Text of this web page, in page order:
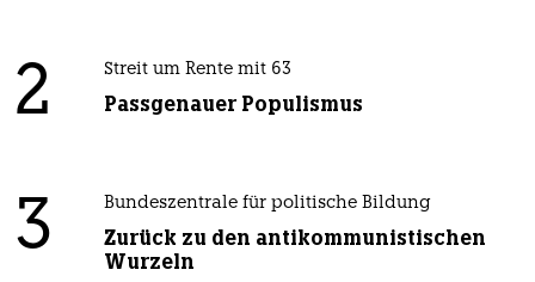
2 Streit um Rente mit 63
Passgenauer Populismus
3 Bundeszentrale für politische Bildung
Zurück zu den antikommunistischen
Wurzeln